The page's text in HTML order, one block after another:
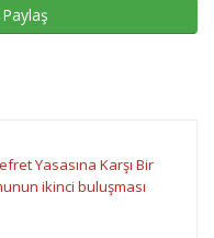
Yasasına Karşı Bir
ikinci buluşması